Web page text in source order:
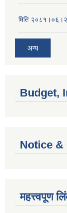
मिति
अन्य
Budget,
Notice &
महत्त्वपूण